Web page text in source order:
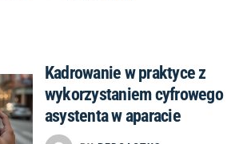
Kadrowanie w praktyce z
wykorzystaniem cyfrowego
asystenta w aparacie